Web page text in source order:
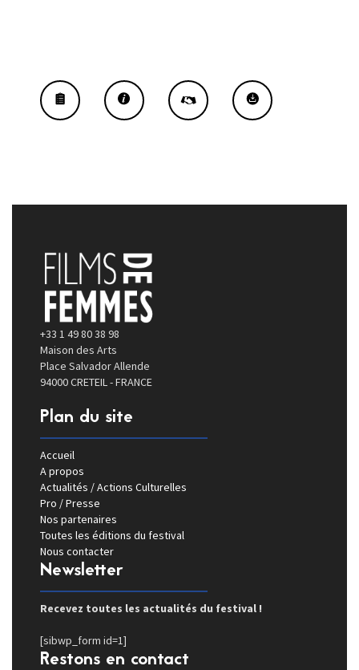
+33 1 49 80 38 98
Maison des Arts
Place Salvador Allende
94000 CRETEIL - FRANCE
Plan du site
Accueil
A propos
Actualités / Actions Culturelles
Pro / Presse
Nos partenaires
Toutes les éditions du festival
Nous contacter
Newsletter
Recevez toutes les actualités du festival !
[sibwp_form id=1]
Restons en contact